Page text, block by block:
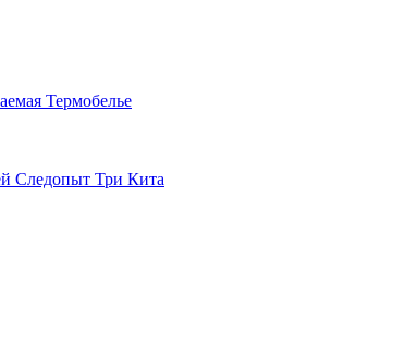
Термобелье
Следопыт Три Кита